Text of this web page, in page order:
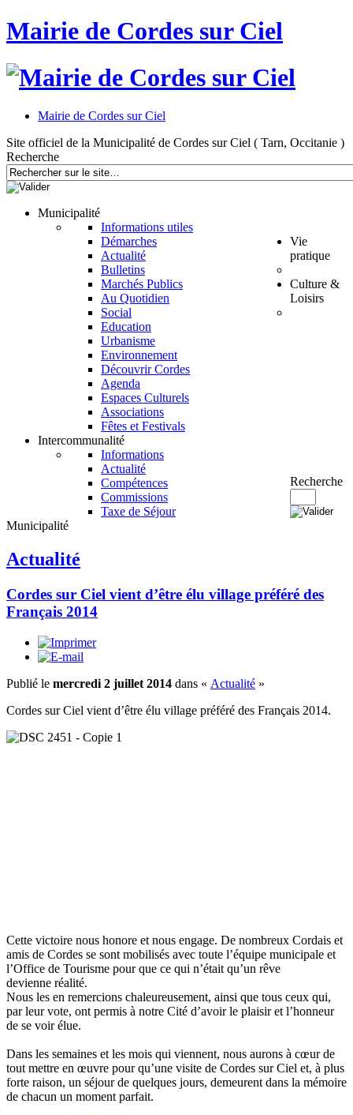
Mairie de Cordes sur Ciel
Mairie de Cordes sur Ciel
Site officiel de la Municipalité de Cordes sur Ciel ( Tarn, Occitanie )
Recherche
Municipalité
Informations utiles
Démarches
Actualité
Bulletins
Marchés Publics
Vie
pratique
Au Quotidien
Social
Education
Urbanisme
Environnement
Culture &
Loisirs
Découvrir Cordes
Agenda
Espaces Culturels
Associations
Fêtes et Festivals
Intercommunalité
Informations
Actualité
Compétences
Commissions
Taxe de Séjour
Recherche
Municipalité
Actualité
Cordes sur Ciel vient d’être élu village préféré des
Français 2014
Publié le mercredi 2 juillet 2014 dans « Actualité »
Cordes sur Ciel vient d’être élu village préféré des Français 2014.
Cette victoire nous honore et nous engage. De nombreux Cordais et
amis de Cordes se sont mobilisés avec toute l’équipe municipale et
l’Office de Tourisme pour que ce qui n’était qu’un rêve
devienne réalité.
Nous les en remercions chaleureusement, ainsi que tous ceux qui,
par leur vote, ont permis à notre Cité d’avoir le plaisir et l’honneur
de se voir élue.
Dans les semaines et les mois qui viennent, nous aurons à cœur de
tout mettre en œuvre pour qu’une visite de Cordes sur Ciel et, à plus
forte raison, un séjour de quelques jours, demeurent dans la mémoire
de chacun un moment parfait.